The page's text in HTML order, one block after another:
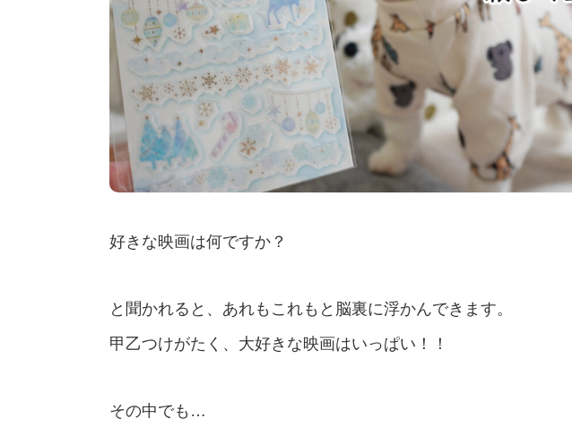
好きな映画は何ですか？
と聞かれると、あれもこれもと脳裏に浮かんできます。
甲乙つけがたく、大好きな映画はいっぱい！！
その中でも…